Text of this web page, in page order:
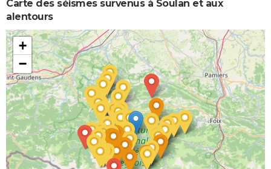
Carte des séismes survenus à Soulan et aux
alentours
+
−